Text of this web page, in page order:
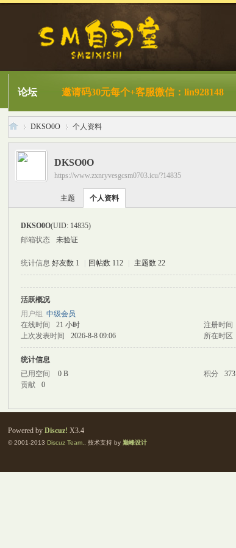
论坛 邀请码30元每个+客服微信：lin928148
›
DKSO0O
›
个人资料
DKSO0O
https://www.zxnryvesgcsm0703.icu/?14835
主题 个人资料
DKSO0O(UID: 14835)
邮箱状态
未验证
统计信息 好友数 1 回帖数 112 主题数 22
活跃概况
用户组中级会员
在线时间
21 小时 注册时间
上次发表时间
2026-8-8 09:06 所在时区
统计信息
已用空间
0 B 积分 373
贡献
0
Powered byDiscuz! X3.4
© 2001-2013Discuz Team. . 技术支持 by巅峰设计